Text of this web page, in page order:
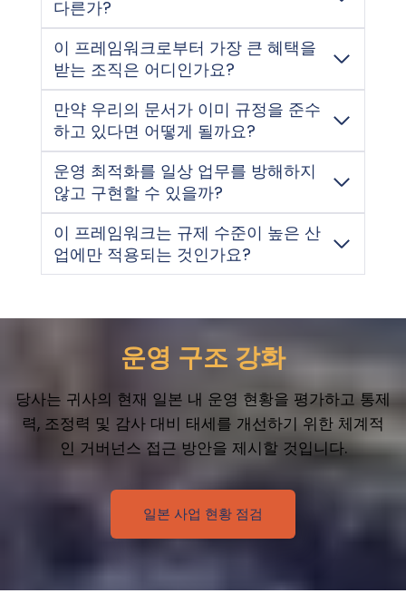
다른가?
이 프레임워크로부터 가장 큰 혜택을
받는 조직은 어디인가요?
만약 우리의 문서가 이미 규정을 준수
하고 있다면 어떻게 될까요?
운영 최적화를 일상 업무를 방해하지
않고 구현할 수 있을까?
이 프레임워크는 규제 수준이 높은 산
업에만 적용되는 것인가요?
운영 구조 강화
당사는 귀사의 현재 일본 내 운영 현황을 평가하고 통제
력, 조정력 및 감사 대비 태세를 개선하기 위한 체계적
인 거버넌스 접근 방안을 제시할 것입니다.
일본 사업 현황 점검